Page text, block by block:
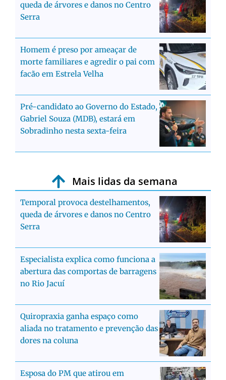
queda de árvores e danos no Centro
Serra
Homem é preso por ameaçar de
morte familiares e agredir o pai com
facão em Estrela Velha
Pré-candidato ao Governo do Estado,
Gabriel Souza (MDB), estará em
Sobradinho nesta sexta-feira
Mais lidas da semana
Temporal provoca destelhamentos,
queda de árvores e danos no Centro
Serra
Especialista explica como funciona a
abertura das comportas de barragens
no Rio Jacuí
Quiropraxia ganha espaço como
aliada no tratamento e prevenção das
dores na coluna
Esposa do PM que atirou em